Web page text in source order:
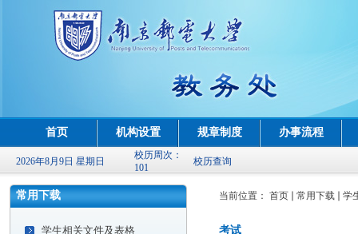
首页 机构设置 规章制度 办事流程
2026年8月9日 星期日
校历周次：
101
校历查询
常用下载 当前位置： 首页 常用下载 学
学生相关文件及表格 考试